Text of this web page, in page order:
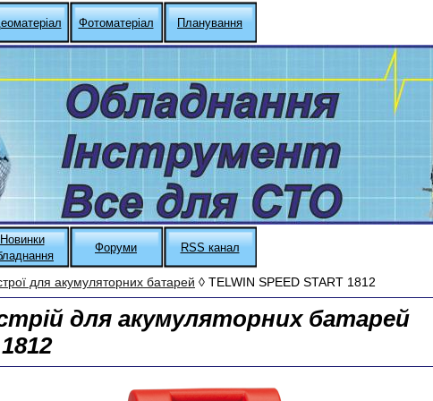
Фотоматеріал Планування
Новинки
Форуми RSS канал
для акумуляторних батарей ◊ TELWIN SPEED START 1812
для акумуляторних батарей